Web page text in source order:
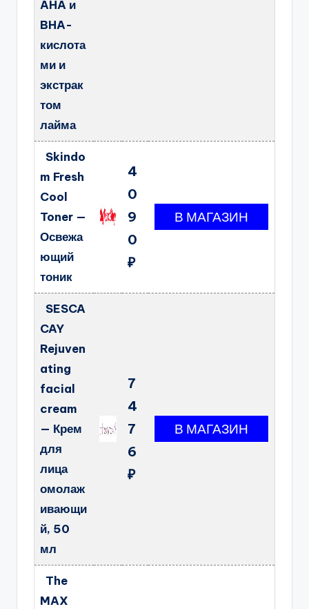
AHA и
BHA-
кислота
ми и
экстрак
том
лайма
Skindo
m Fresh
Cool
Toner —
Освежа
ющий
тоник
4
0
9
0
₽
SESCA
CAY
Rejuven
ating
facial
cream
— Крем
для
лица
омолаж
ивающи
й, 50
мл
7
4
7
6
₽
The
MAX